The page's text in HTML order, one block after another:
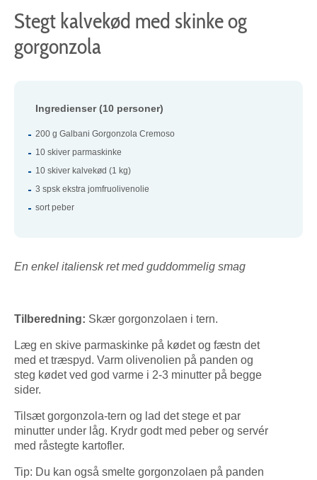
Stegt kalvekød med skinke og
gorgonzola
En enkel italiensk ret med guddommelig smag
Tilberedning: Skær gorgonzolaen i tern.
Læg en skive parmaskinke på kødet og fæstn det
med et træspyd. Varm olivenolien på panden og
steg kødet ved god varme i 2-3 minutter på begge
sider.
Tilsæt gorgonzola-tern og lad det stege et par
minutter under låg. Krydr godt med peber og servér
med råstegte kartofler.
Tip: Du kan også smelte gorgonzolaen på panden
Ingredienser (10 personer)
200 g Galbani Gorgonzola Cremoso
10 skiver parmaskinke
10 skiver kalvekød (1 kg)
3 spsk ekstra jomfruolivenolie
sort peber